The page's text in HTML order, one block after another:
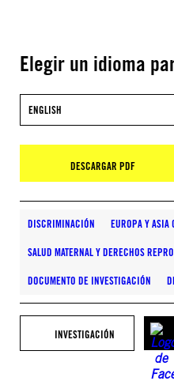
Elegir un idioma
ENGLISH
DESCARGAR PDF
DISCRIMINACIÓN EUROPA Y ASIA
SALUD MATERNAL Y DERECHOS
DOCUMENTO DE INVESTIGACIÓN
INVESTIGACIÓN